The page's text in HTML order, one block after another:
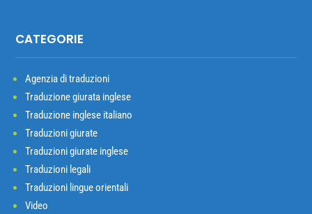
CATEGORIE
Agenzia di traduzioni
Traduzione giurata inglese
Traduzione inglese italiano
Traduzioni giurate
Traduzioni giurate inglese
Traduzioni legali
Traduzioni lingue orientali
Video